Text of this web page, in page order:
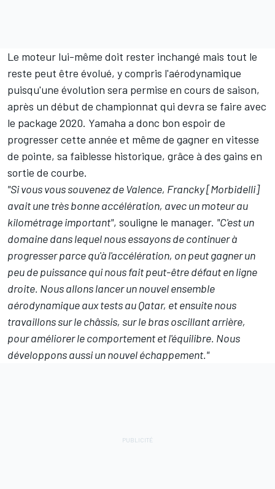
Le moteur lui-même doit rester inchangé mais tout le
reste peut être évolué, y compris l'aérodynamique
puisqu'une évolution sera permise en cours de saison,
après un début de championnat qui devra se faire avec
le package 2020. Yamaha a donc bon espoir de
progresser cette année et même de gagner en vitesse
de pointe, sa faiblesse historique, grâce à des gains en
sortie de courbe.
"Si vous vous souvenez de Valence, Francky [Morbidelli]
avait une très bonne accélération, avec un moteur au
kilométrage important", souligne le manager. "C'est un
domaine dans lequel nous essayons de continuer à
progresser parce qu'à l'accélération, on peut gagner un
peu de puissance qui nous fait peut-être défaut en ligne
droite. Nous allons lancer un nouvel ensemble
aérodynamique aux tests au Qatar, et ensuite nous
travaillons sur le châssis, sur le bras oscillant arrière,
pour améliorer le comportement et l'équilibre. Nous
développons aussi un nouvel échappement."